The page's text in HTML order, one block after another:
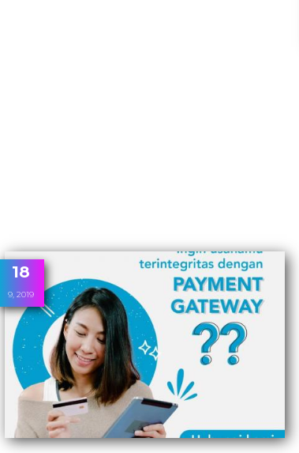
18
9, 2019